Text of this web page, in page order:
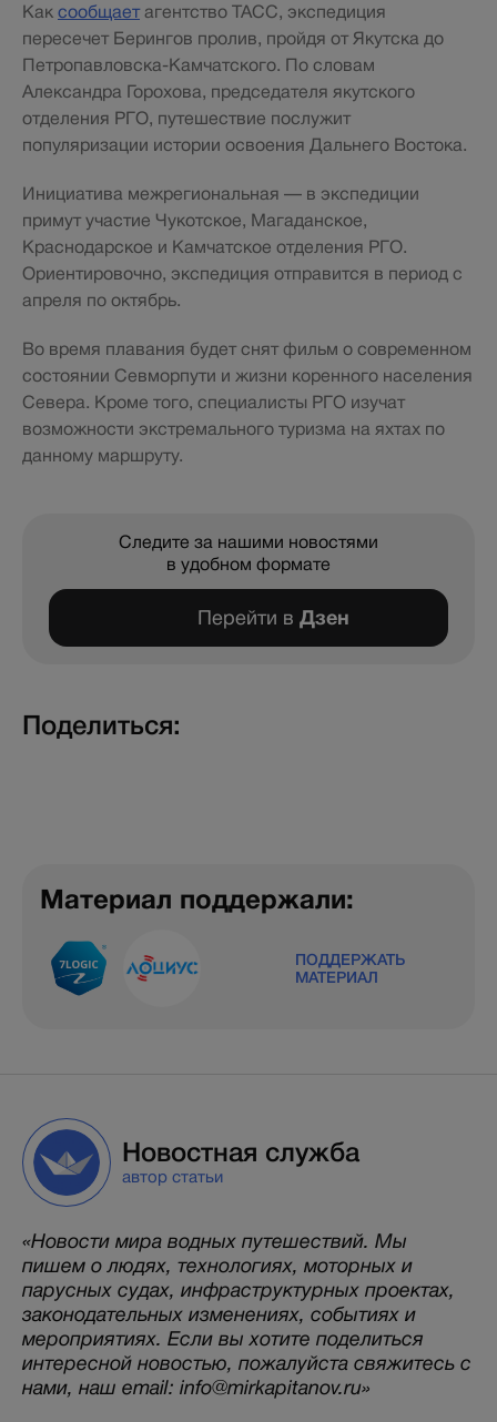
Как сообщаетагентство ТАСС, экспедиция
пересечет Берингов пролив, пройдя от Якутска до
Петропавловска-Камчатского. По словам
Александра Горохова, председателя якутского
отделения РГО, путешествие послужит
популяризации истории освоения Дальнего Востока.
Инициатива межрегиональная — в экспедиции
примут участие Чукотское, Магаданское,
Краснодарское и Камчатское отделения РГО.
Ориентировочно, экспедиция отправится в период с
апреля по октябрь.
Во время плавания будет снят фильм о современном
состоянии Севморпути и жизни коренного населения
Севера. Кроме того, специалисты РГО изучат
возможности экстремального туризма на яхтах по
данному маршруту.
Следите за нашими новостями
в удобном формате
Перейти в Дзен
Поделиться:
Материал поддержали:
ПОДДЕРЖАТЬ
МАТЕРИАЛ
Новостная служба
автор статьи
«Новости мира водных путешествий. Мы
пишем о людях, технологиях, моторных и
парусных судах, инфраструктурных проектах,
законодательных изменениях, событиях и
мероприятиях. Если вы хотите поделиться
интересной новостью, пожалуйста свяжитесь с
нами, наш email: info@mirkapitanov.ru»